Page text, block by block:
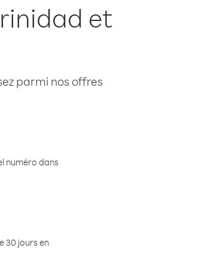
et
parmi nos offres
numéro dans
30 jours en